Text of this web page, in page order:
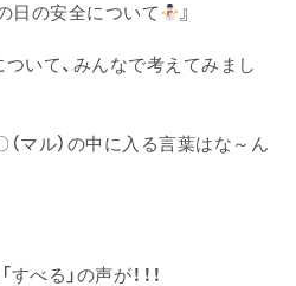
日の安全について 』
いて、みんなで考えてみまし
（マル）の中に入る言葉はな～ん
べる」の声が！！！